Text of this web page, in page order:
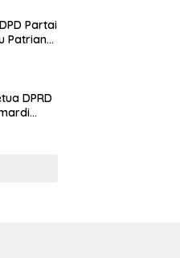
Partai
Patriana
DPRD